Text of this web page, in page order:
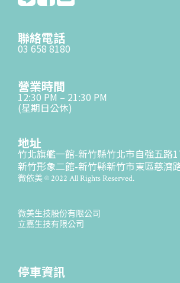
聯絡電話
03 658 8180
營業時間
12:30 PM – 21:30 PM
(星期日公休)
地址
竹北旗艦一館-新竹縣竹北市自強五路
新竹形象二館-新竹縣新竹市東區慈濟
微依美 © 2022 All Rights Reserved.
微美生技股份有限公司
立嘉生技有限公司
停車資訊